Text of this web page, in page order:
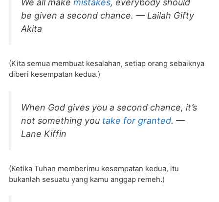
We all make mistakes, everybody should
be given a second chance. — Lailah Gifty
Akita
(Kita semua membuat kesalahan, setiap orang sebaiknya
diberi kesempatan kedua.)
When God gives you a second chance, it’s
not something you take for granted. —
Lane Kiffin
(Ketika Tuhan memberimu kesempatan kedua, itu
bukanlah sesuatu yang kamu anggap remeh.)